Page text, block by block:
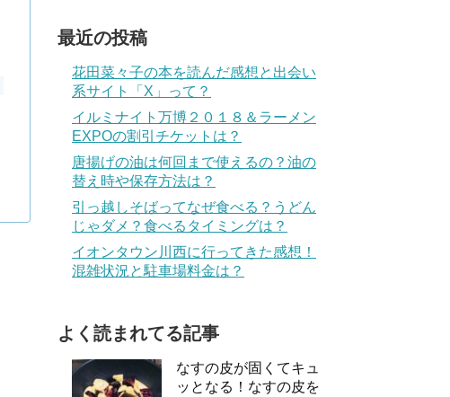
最近の投稿
花田菜々子の本を読んだ感想と出会い
系サイト「X」って？
イルミナイト万博２０１８＆ラーメン
EXPOの割引チケットは？
唐揚げの油は何回まで使えるの？油の
替え時や保存方法は？
引っ越しそばってなぜ食べる？うどん
じゃダメ？食べるタイミングは？
イオンタウン川西に行ってきた感想！
混雑状況と駐車場料金は？
よく読まれてる記事
なすの皮が固くてキュ
ッとなる！なすの皮を